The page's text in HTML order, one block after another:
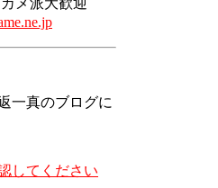
メ派大歓迎
一真のブログに
してください